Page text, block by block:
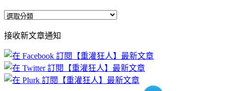
全
文
章
分
類
接收新文章通知